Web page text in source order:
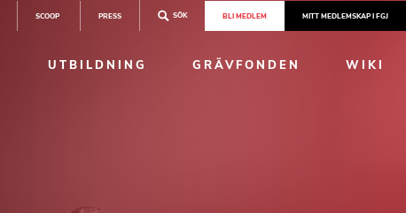
SCOOP PRESS SÖK BLI MEDLEM MITT MEDLEMSKAP I FGJ
UTBILDNING GRÄVFONDEN WIKI